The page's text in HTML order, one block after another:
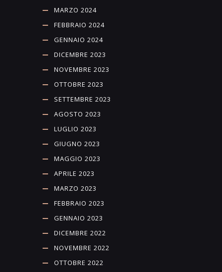
MARZO 2024
FEBBRAIO 2024
GENNAIO 2024
DICEMBRE 2023
NOVEMBRE 2023
OTTOBRE 2023
SETTEMBRE 2023
AGOSTO 2023
LUGLIO 2023
GIUGNO 2023
MAGGIO 2023
APRILE 2023
MARZO 2023
FEBBRAIO 2023
GENNAIO 2023
DICEMBRE 2022
NOVEMBRE 2022
OTTOBRE 2022